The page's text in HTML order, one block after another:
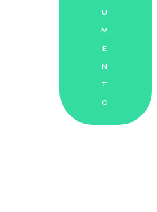
U
M
E
N
T
O